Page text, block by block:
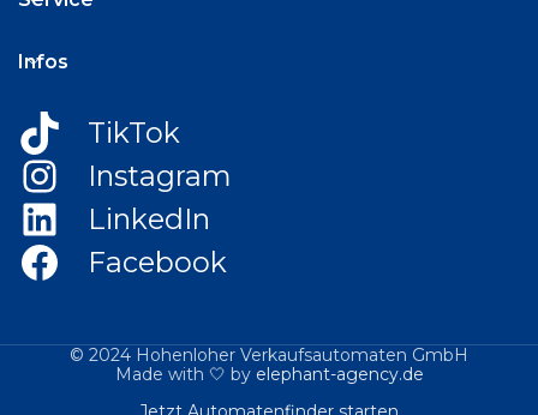
Infos
TikTok
Instagram
LinkedIn
Facebook
© 2024 Hohenloher Verkaufsautomaten GmbH
Made with 🤍 by elephant-agency.de